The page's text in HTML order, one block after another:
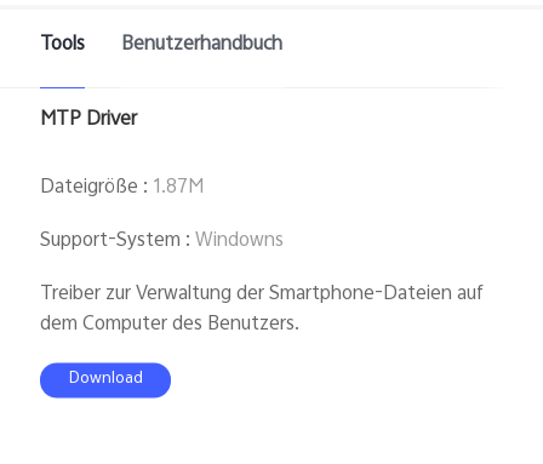
Tools Benutzerhandbuch
MTP Driver
Dateigröße : 1.87M
Support-System :Windowns
Treiber zur Verwaltung der Smartphone-Dateien auf
dem Computer des Benutzers.
Download